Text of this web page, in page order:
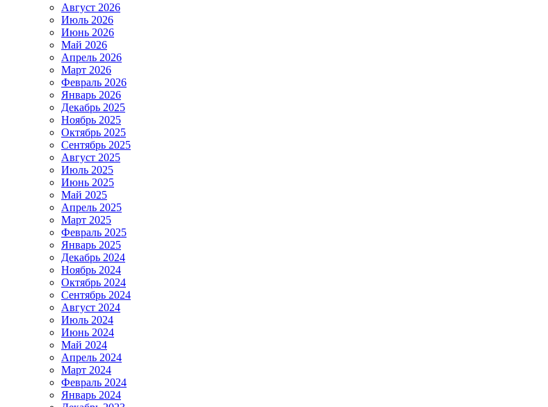
Август 2026
Июль 2026
Июнь 2026
Май 2026
Апрель 2026
Март 2026
Февраль 2026
Январь 2026
Декабрь 2025
Ноябрь 2025
Октябрь 2025
Сентябрь 2025
Август 2025
Июль 2025
Июнь 2025
Май 2025
Апрель 2025
Март 2025
Февраль 2025
Январь 2025
Декабрь 2024
Ноябрь 2024
Октябрь 2024
Сентябрь 2024
Август 2024
Июль 2024
Июнь 2024
Май 2024
Апрель 2024
Март 2024
Февраль 2024
Январь 2024